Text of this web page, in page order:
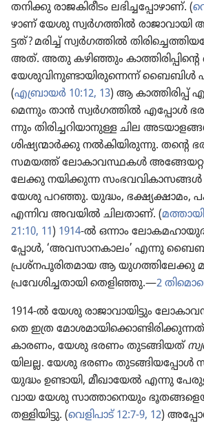
തനിക്കു രാജകി​രീ​ടം ലഭിച്ച​പ്പോ​ഴാണ്‌. (
ഴാണ്‌ യേശു സ്വർഗ​ത്തിൽ രാജാ​വാ​യി
ട്ടത്‌? മരിച്ച്‌ സ്വർഗ​ത്തിൽ
അത്‌. അതു കഴിഞ്ഞും കാത്തി​രി​പ്പി​ന്റെ
യേശു​വി​നു​ണ്ടാ​യി​രു​ന്നെന്ന്‌ ബൈബിൾ
(എബ്രായർ 10:12, 13) ആ
മെ​ന്നും താൻ സ്വർഗ​ത്തിൽ എപ്പോൾ
ന്നും തിരി​ച്ച​റി​യാ​നുള്ള ചില
ശിഷ്യ​ന്മാർക്കു നൽകി​യി​രു​ന്നു. തന്റെ
സമയത്ത്‌ ലോകാ​വ​സ്ഥകൾ
ലേക്കു നയിക്കുന്ന സംഭവ​വി​കാ​സങ്ങൾ
യേശു പറഞ്ഞു. യുദ്ധം, ഭക്ഷ്യക്ഷാ​മം,
എന്നിവ അവയിൽ ചിലതാണ്‌. (മത്തായി
21:10, 11) 1914-ൽ ഒന്നാം ലോക​മ​ഹാ​യു​ദ്ധം
പ്പോൾ, ‘അവസാ​ന​കാ​ലം’ എന്നു
പ്രശ്‌ന​പൂ​രി​ത​മായ ആ യുഗത്തി​ലേക്കു
പ്രവേ​ശി​ച്ച​താ​യി തെളിഞ്ഞു.—2
1914-ൽ യേശു രാജാ​വാ​യി​ട്ടും
തെ ഇത്ര
കാരണം, യേശു ഭരണം തുടങ്ങി​യത്‌
യി​ലല്ല. യേശു ഭരണം തുടങ്ങി​യ​പ്പോൾ
യുദ്ധം ഉണ്ടായി, മീഖാ​യേൽ എന്നു
വായ യേശു സാത്താ​നെ​യും
തള്ളിയി​ട്ടു. (വെളി​പാട്‌ 12:7-9, 12)